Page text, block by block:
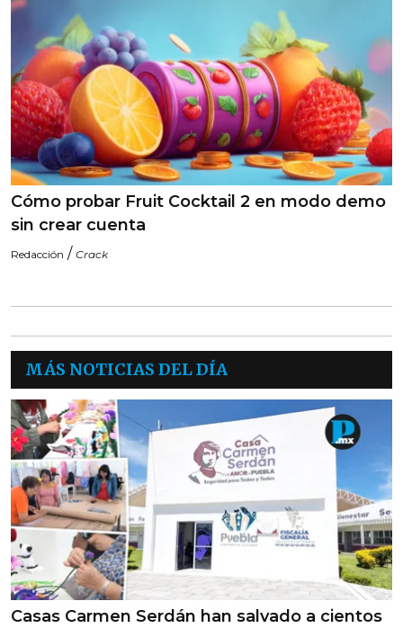
Cómo probar Fruit Cocktail 2 en modo demo
sin crear cuenta
Redacción / Crack
MÁS NOTICIAS DEL DÍA
Casas Carmen Serdán han salvado a cientos